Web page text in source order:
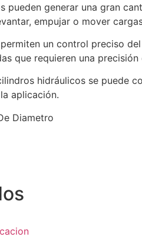
pueden generar una gran
empujar o mover
un control preciso
que requieren una precisión
hidráulicos se puede
aplicación.
Diametro